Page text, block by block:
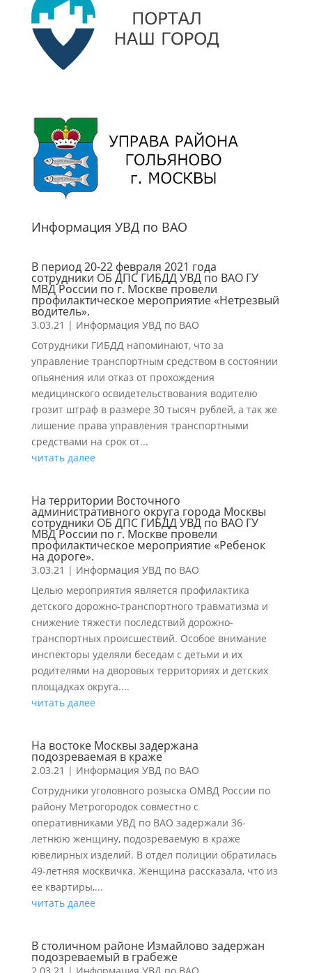
Информация УВД по ВАО
В период 20-22 февраля 2021 года
сотрудники ОБ ДПС ГИБДД УВД по ВАО ГУ
МВД России по г. Москве провели
профилактическое мероприятие «Нетрезвый
водитель».
3.03.21 | Информация УВД по ВАО
Сотрудники ГИБДД напоминают, что за
управление транспортным средством в состоянии
опьянения или отказ от прохождения
медицинского освидетельствования водителю
грозит штраф в размере 30 тысяч рублей, а так же
лишение права управления транспортными
средствами на срок от...
читать далее
На территории Восточного
административного округа города Москвы
сотрудники ОБ ДПС ГИБДД УВД по ВАО ГУ
МВД России по г. Москве провели
профилактическое мероприятие «Ребенок
на дороге».
3.03.21 | Информация УВД по ВАО
Целью мероприятия является профилактика
детского дорожно-транспортного травматизма и
снижение тяжести последствий дорожно-
транспортных происшествий. Особое внимание
инспекторы уделяли беседам с детьми и их
родителями на дворовых территориях и детских
площадках округа....
читать далее
На востоке Москвы задержана
подозреваемая в краже
2.03.21 | Информация УВД по ВАО
Сотрудники уголовного розыска ОМВД России по
району Метрогородок совместно с
оперативниками УВД по ВАО задержали 36-
летнюю женщину, подозреваемую в краже
ювелирных изделий. В отдел полиции обратилась
49-летняя москвичка. Женщина рассказала, что из
ее квартиры,...
читать далее
В столичном районе Измайлово задержан
подозреваемый в грабеже